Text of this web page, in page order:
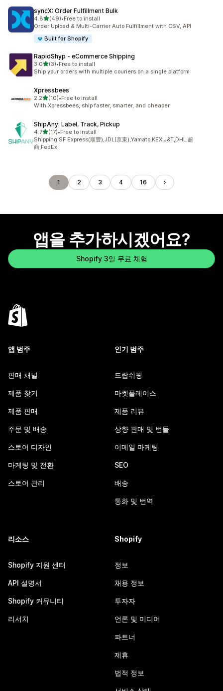
syncX: Order Fulfillment Bulk
4.8별 5개 중
(49)
총 리뷰 49개
•Free to install
Order Upload & Multi-Carrier Auto Fulfillment with CSV, API
Built for Shopify
RapidShyp ‑ eCommerce Shipping
3.0별 5개 중
(3)
총 리뷰 3개
•Free to install
Ship your orders with multiple couriers on a single platform
Xpressbees
2.2별 5개 중
(10)
총 리뷰 10개
•Free to install
With Xpressbees, ship faster, smarter, and cheaper.
ShipAny: Label, Track, Pickup
4.7별 5개 중
(17)
총 리뷰 17개
•Free to install
Shipping SF Express(順豐),JDL(京東),Yamato,KEX,J&T,DHL,超
商,FedEx
1 2 3 4 16
앱을 추가하시겠어요?
Shopify 3일 무료 체험
앱 범주
판매 채널
제품 찾기
제품 판매
주문 및 배송
스토어 디자인
마케팅 및 전환
스토어 관리
인기 범주
드랍쉬핑
마켓플레이스
제품 리뷰
상향 판매 및 번들
이메일 마케팅
SEO
배송
통화 및 번역
리소스
Shopify 지원 센터
API 설명서
Shopify 커뮤니티
리서치
Shopify
정보
채용 정보
투자자
언론 및 미디어
파트너
제휴
법적 정보